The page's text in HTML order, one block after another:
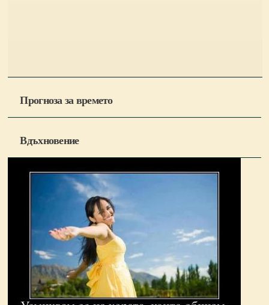
Прогноза за времето
Вдъхновение